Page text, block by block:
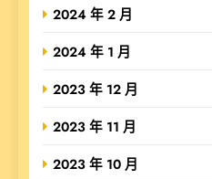
2024 年 2 月
2024 年 1 月
2023 年 12 月
2023 年 11 月
2023 年 10 月